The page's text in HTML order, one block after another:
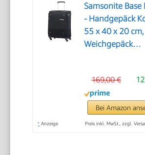
Samsonite Base
- Handgepäck
55 x 40 x 20 cm,
Weichgepäck
geeignet, inkl.
& EasyJet, TSA-
Schloss, Leicht,
Schwarz (Black)
169,00 €
Bei Amazon
* Anzeige Preis inkl. MwSt., zzgl.